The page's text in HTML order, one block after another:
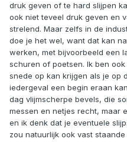
druk geven of te hard slijpen
ook niet teveel druk geven en
strelend. Maar zelfs in de
doe je het wel, want dat kan
werken, met bijvoorbeeld een
schuren of poetsen. Ik ben
snede op kan krijgen als je op
iedergeval een begin eraan
dag vlijmscherpe bevels, die
messen en netjes recht, maar
en ik denk dat je eventuele
zou natuurlijk ook vast